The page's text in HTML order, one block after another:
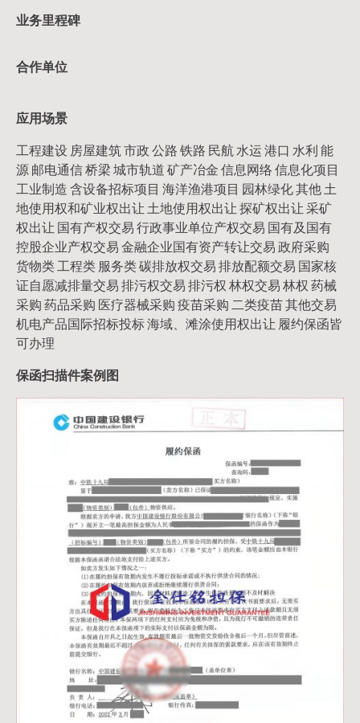
业务里程碑
合作单位
应用场景
工程建设 房屋建筑 市政 公路 铁路 民航 水运 港口 水利 能
源 邮电通信 桥梁 城市轨道 矿产冶金 信息网络 信息化项目
工业制造 含设备招标项目 海洋渔港项目 园林绿化 其他 土
地使用权和矿业权出让 土地使用权出让 探矿权出让 采矿
权出让 国有产权交易 行政事业单位产权交易 国有及国有
控股企业产权交易 金融企业国有资产转让交易 政府采购
货物类 工程类 服务类 碳排放权交易 排放配额交易 国家核
证自愿减排量交易 排污权交易 排污权 林权交易 林权 药械
采购 药品采购 医疗器械采购 疫苗采购 二类疫苗 其他交易
机电产品国际招标投标 海域、滩涂使用权出让 履约保函皆
可办理
保函扫描件案例图